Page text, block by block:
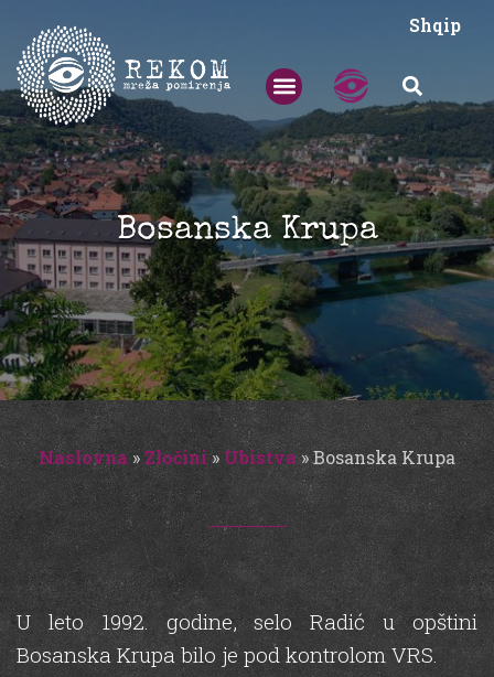
Shqip
Bosanska Krupa
Naslovna »Zločini» Ubistva »Bosanska Krupa
U leto 1992. godine, selo Radić u opštini
Bosanska Krupa bilo je pod kontrolom VRS.